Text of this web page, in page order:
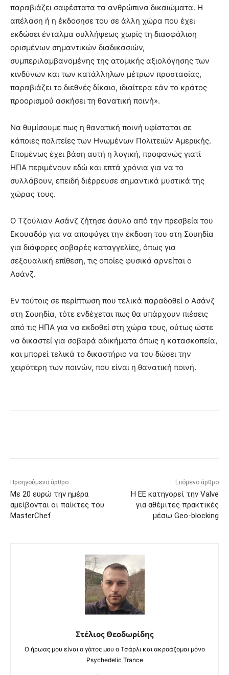
παραβιάζει σαφέστατα τα ανθρώπινα δικαιώματα. Η
απέλαση ή η έκδοσησε του σε άλλη χώρα που έχει
εκδώσει ένταλμα συλλήψεως χωρίς τη διασφάλιση
ορισμένων σημαντικών διαδικασιών,
συμπεριλαμβανομένης της ατομικής αξιολόγησης των
κινδύνων και των κατάλληλων μέτρων προστασίας,
παραβιάζει το διεθνές δίκαιο, ιδιαίτερα εάν το κράτος
προορισμού ασκήσει τη θανατική ποινή».
Να θυμίσουμε πως η θανατική ποινή υφίσταται σε
κάποιες πολιτείες των Ηνωμένων Πολιτειών Αμερικής.
Επομένως έχει βάση αυτή η λογική, προφανώς γιατί
ΗΠΑ περιμένουν εδώ και επτά χρόνια για να το
συλλάβουν, επειδή διέρρευσε σημαντικά μυστικά της
χώρας τους.
Ο Τζούλιαν Ασάνζ ζήτησε άσυλο από την πρεσβεία του
Εκουαδόρ για να αποφύγει την έκδοση του στη Σουηδία
για διάφορες σοβαρές καταγγελίες, όπως για
σεξουαλική επίθεση, τις οποίες φυσικά αρνείται ο
Ασάνζ.
Εν τούτοις σε περίπτωση που τελικά παραδοθεί ο Ασάνζ
στη Σουηδία, τότε ενδέχεται πως θα υπάρχουν πιέσεις
από τις ΗΠΑ για να εκδοθεί στη χώρα τους, ούτως ώστε
να δικαστεί για σοβαρά αδικήματα όπως η κατασκοπεία,
και μπορεί τελικά το δικαστήριο να του δώσει την
χειρότερη των ποινών, που είναι η θανατική ποινή.
Προηγούμενο άρθρο
Με 20 ευρώ την ημέρα
αμείβονται οι παίκτες του
MasterChef
Επόμενο άρθρο
Η ΕΕ κατηγορεί την Valve
για αθέμιτες πρακτικές
μέσω Geo-blocking
Στέλιος Θεοδωρίδης
Ο ήρωας μου είναι ο γάτος μου ο Τσάρλι και ακροάζομαι μόνο
Psychedelic Trance